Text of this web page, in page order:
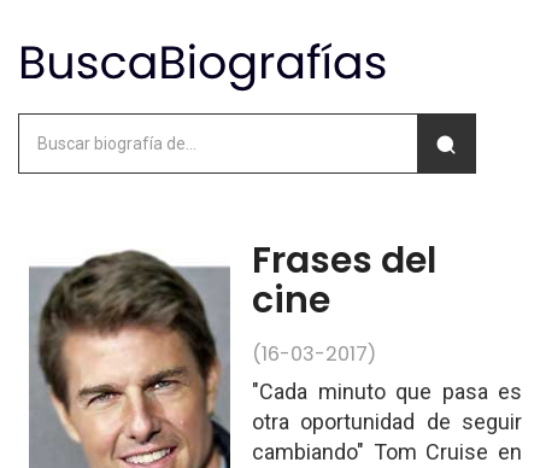
Frases del
cine
(16-03-2017)
"Cada minuto que pasa es
otra oportunidad de seguir
cambiando" Tom Cruise en